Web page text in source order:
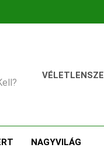
NAGYVILÁG